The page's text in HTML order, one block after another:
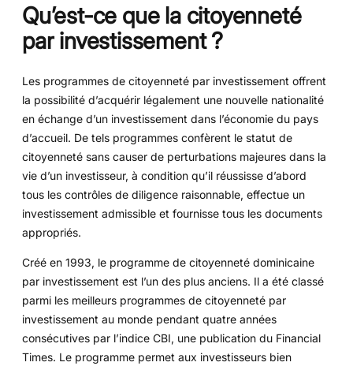
Qu’est-ce que la citoyenneté
par investissement ?
Les programmes de citoyenneté par investissement offrent
la possibilité d’acquérir légalement une nouvelle nationalité
en échange d’un investissement dans l’économie du pays
d’accueil. De tels programmes confèrent le statut de
citoyenneté sans causer de perturbations majeures dans la
vie d’un investisseur, à condition qu’il réussisse d’abord
tous les contrôles de diligence raisonnable, effectue un
investissement admissible et fournisse tous les documents
appropriés.
Créé en 1993, le programme de citoyenneté dominicaine
par investissement est l’un des plus anciens. Il a été classé
parmi les meilleurs programmes de citoyenneté par
investissement au monde pendant quatre années
consécutives par l’indice CBI, une publication du Financial
Times. Le programme permet aux investisseurs bien